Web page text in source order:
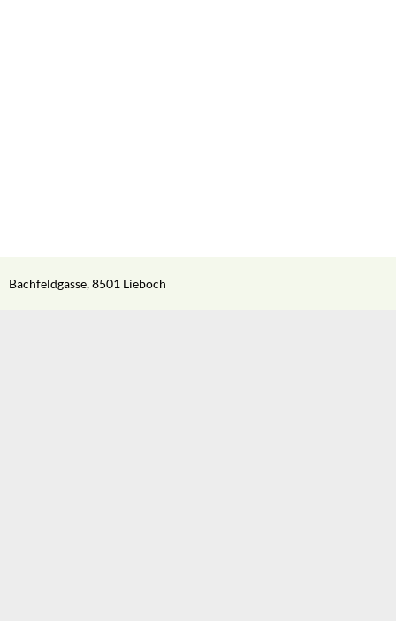
Bachfeldgasse, 8501 Lieboch